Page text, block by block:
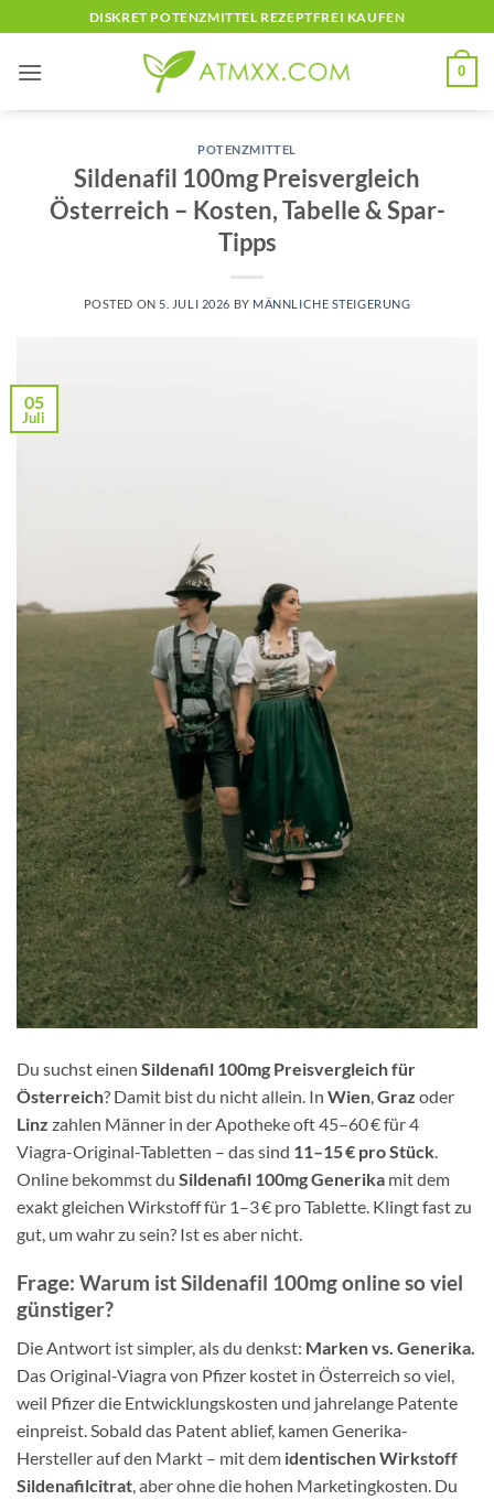
to
content
DISKRET POTENZMITTEL REZEPTFREI KAUFEN
0
POTENZMITTEL
Sildenafil 100mg Preisvergleich
Österreich – Kosten, Tabelle & Spar-
Tipps
POSTED ON 5. JULI 2026 BY MÄNNLICHE STEIGERUNG
05
Juli
Du suchst einen Sildenafil 100mg Preisvergleich für
Österreich? Damit bist du nicht allein. In Wien Graz oder
Linz zahlen Männer in der Apotheke oft 45–60 € für 4
Viagra-Original-Tabletten – das sind 11–15 € pro Stück
Online bekommst du Sildenafil 100mg Generika mit dem
exakt gleichen Wirkstoff für 1–3 € pro Tablette. Klingt fast zu
gut, um wahr zu sein? Ist es aber nicht.
Frage: Warum ist Sildenafil 100mg online so viel
günstiger?
Die Antwort ist simpler, als du denkst: Marken vs. Generika.
Das Original-Viagra von Pfizer kostet in Österreich so viel,
weil Pfizer die Entwicklungskosten und jahrelange Patente
einpreist. Sobald das Patent ablief, kamen Generika-
Hersteller auf den Markt – mit dem identischen Wirkstoff
Sildenafilcitrat, aber ohne die hohen Marketingkosten. Du